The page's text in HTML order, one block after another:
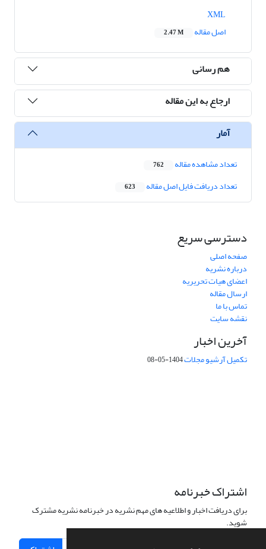
اصل مقاله
2.47 M
هم رسانی
ارجاع به این مقاله
آمار
تعداد مشاهده مقاله 762
تعداد دریافت فایل اصل مقاله 623
دسترسی سریع
صفحه اصلی
درباره نشریه
اعضای هیات تحریریه
ارسال مقاله
تماس با ما
نقشه سایت
آخرین اخبار
تکمیل آرشیو مجلات1404-05-08
اشتراک خبرنامه
برای دریافت اخبار و اطلاعیه های مهم نشریه در خبرنامه نشریه مشترک
شوید.